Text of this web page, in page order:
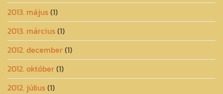
2013. május(1)
2013. március(1)
2012. december(1)
2012. október(1)
2012. július(1)